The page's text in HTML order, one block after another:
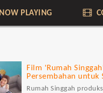
NOW PLAYING
Film 'Rumah
Persembahan untuk
Rumah Singgah